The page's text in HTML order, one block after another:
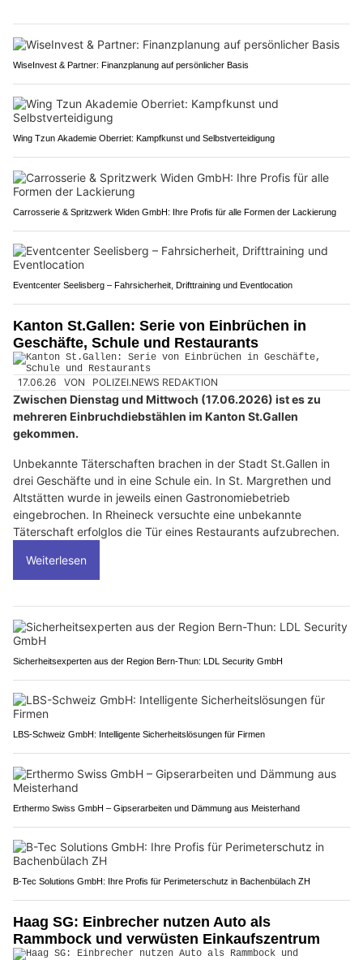
WiseInvest & Partner: Finanzplanung auf persönlicher Basis
Wing Tzun Akademie Oberriet: Kampfkunst und Selbstverteidigung
Carrosserie & Spritzwerk Widen GmbH: Ihre Profis für alle Formen der Lackierung
Eventcenter Seelisberg – Fahrsicherheit, Drifttraining und Eventlocation
Kanton St.Gallen: Serie von Einbrüchen in
Geschäfte, Schule und Restaurants
17.06.26 VON POLIZEI.NEWS REDAKTION
Zwischen Dienstag und Mittwoch (17.06.2026) ist es zu
mehreren Einbruchdiebstählen im Kanton St.Gallen
gekommen.
Unbekannte Täterschaften brachen in der Stadt St.Gallen in
drei Geschäfte und in eine Schule ein. In St. Margrethen und
Altstätten wurde in jeweils einen Gastronomiebetrieb
eingebrochen. In Rheineck versuchte eine unbekannte
Täterschaft erfolglos die Tür eines Restaurants aufzubrechen.
Weiterlesen
Sicherheitsexperten aus der Region Bern-Thun: LDL Security GmbH
LBS-Schweiz GmbH: Intelligente Sicherheitslösungen für Firmen
Erthermo Swiss GmbH – Gipserarbeiten und Dämmung aus Meisterhand
B-Tec Solutions GmbH: Ihre Profis für Perimeterschutz in Bachenbülach ZH
Haag SG: Einbrecher nutzen Auto als
Rammbock und verwüsten Einkaufszentrum